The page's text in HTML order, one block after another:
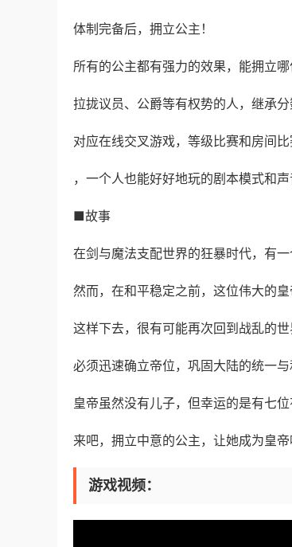
体制完备后，拥立公主！
所有的公主都有强力的效果，能拥立
拉拢议员、公爵等有权势的人，继承
对应在线交叉游戏，等级比赛和房间比
，一个人也能好好地玩的剧本模式和
■故事
在剑与魔法支配世界的狂暴时代，有
然而，在和平稳定之前，这位伟大的
这样下去，很有可能再次回到战乱的
必须迅速确立帝位，巩固大陆的统一与
皇帝虽然没有儿子，但幸运的是有七
来吧，拥立中意的公主，让她成为皇帝
游戏视频：